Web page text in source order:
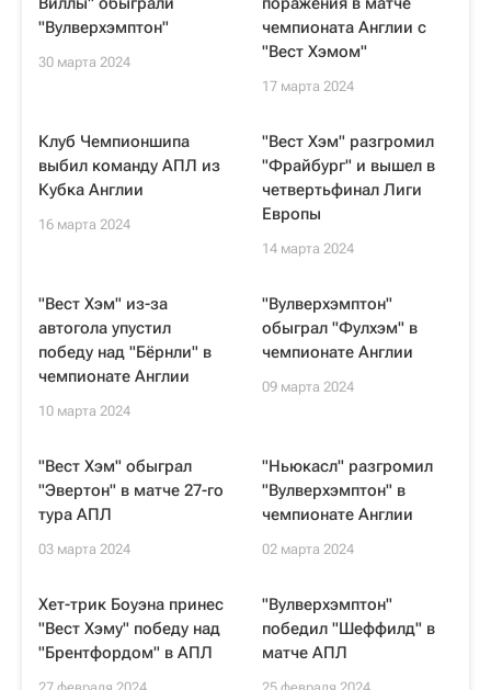
"Вулверхэмптон"
30 марта 2024
чемпионата Англии с
"Вест Хэмом"
17 марта 2024
Клуб Чемпионшипа
выбил команду АПЛ из
Кубка Англии
16 марта 2024
"Вест Хэм" разгромил
"Фрайбург" и вышел в
четвертьфинал Лиги
Европы
14 марта 2024
"Вест Хэм" из-за
автогола упустил
победу над "Бёрнли" в
чемпионате Англии
10 марта 2024
"Вулверхэмптон"
обыграл "Фулхэм" в
чемпионате Англии
09 марта 2024
"Вест Хэм" обыграл
"Эвертон" в матче 27-го
тура АПЛ
03 марта 2024
"Ньюкасл" разгромил
"Вулверхэмптон" в
чемпионате Англии
02 марта 2024
Хет-трик Боуэна принес
"Вест Хэму" победу над
"Брентфордом" в АПЛ
"Вулверхэмптон"
победил "Шеффилд" в
матче АПЛ